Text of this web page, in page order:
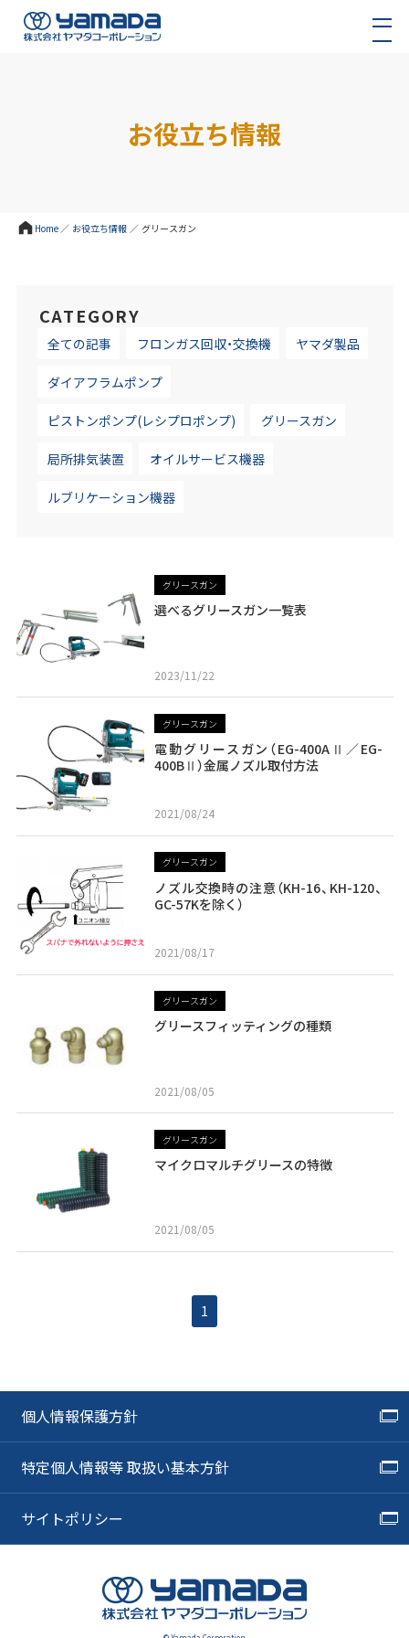
お役立ち情報
Home ／ お役立ち情報 ／ グリースガン
CATEGORY
全ての記事 フロンガス回収・交換機 ヤマダ製品
ダイアフラムポンプ
ピストンポンプ(レシプロポンプ) グリースガン
局所排気装置 オイルサービス機器
ルブリケーション機器
選べるグリースガン一覧表
グリースガン
2023/11/22
電動グリースガン（EG-400AⅡ／EG-
400BⅡ）金属ノズル取付方法
グリースガン
2021/08/24
ノズル交換時の注意（KH-16、KH-120、
GC-57Kを除く）
グリースガン
2021/08/17
グリースフィッティングの種類
グリースガン
2021/08/05
マイクロマルチグリースの特徴
グリースガン
2021/08/05
1
個人情報保護方針
特定個人情報等 取扱い基本方針
サイトポリシー